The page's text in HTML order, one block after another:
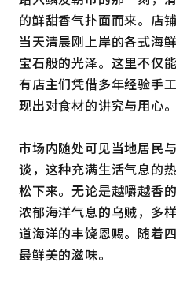
的鲜甜香气扑面而来。店
当天清晨刚上岸的各式海
宝石般的光泽。这里不仅
有店主们凭借多年经验手
现出对食材的讲究与用心。
市场内随处可见当地居民
谈，这种充满生活气息的
松下来。无论是越嚼越香
浓郁海洋气息的乌贼，多
道海洋的丰饶恩赐。随着
最鲜美的滋味。